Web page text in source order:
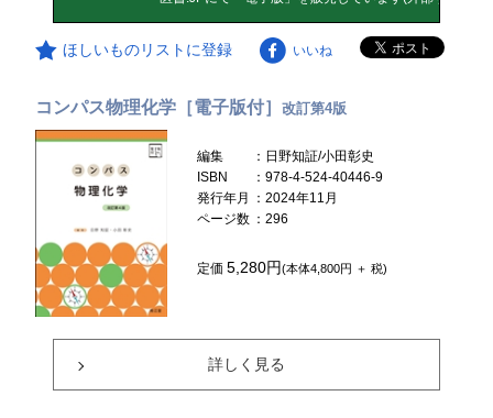
ほしいものリストに登録 いいね
コンパス物理化学［電子版付］改訂第4版
編集
：日野知証/小田彰史
ISBN
：978-4-524-40446-9
発行年月
：2024年11月
ページ数 ：296
定価5,280円(本体4,800円 ＋ 税)
詳しく見る